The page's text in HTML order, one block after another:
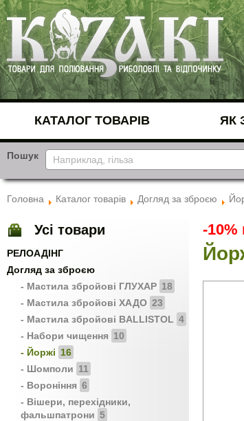
КАТАЛОГ ТОВАРІВ ЯК
Пошук
Головна Каталог товарів Догляд за зброєю
Усі товари
РЕЛОАДІНГ
Догляд за зброєю
- Мастила збройові ГЛУХАР 18
- Мастила збройові ХАДО 23
- Мастила збройові BALLISTOL 4
- Набори чищення 10
- Йоржі 16
- Шомполи 11
- Вороніння 6
- Вішери, перехідники,
фальшпатрони 5
-10%